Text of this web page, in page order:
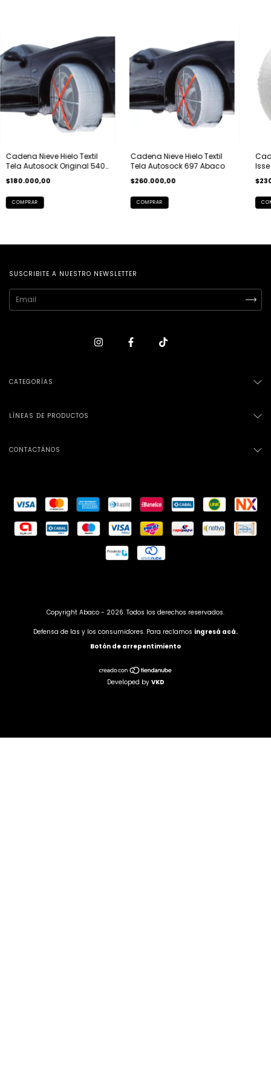
Cadena Nieve Hielo Textil
Tela Autosock Original 540
$180.000,00
COMPRAR
Cadena Nieve Hielo Textil
Tela Autosock 697 Abaco
$260.000,00
SUSCRIBITE A NUESTRO NEWSLETTER
CATEGORÍAS
LÍNEAS DE PRODUCTOS
CONTACTÁNOS
Copyright Abaco - 2026. Todos los derechos reservados.
Defensa de las y los consumidores. Para reclamos ingresá acá.
Botón de arrepentimiento
Developed by VKD